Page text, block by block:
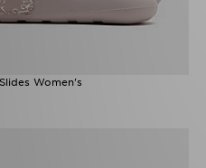
Women's